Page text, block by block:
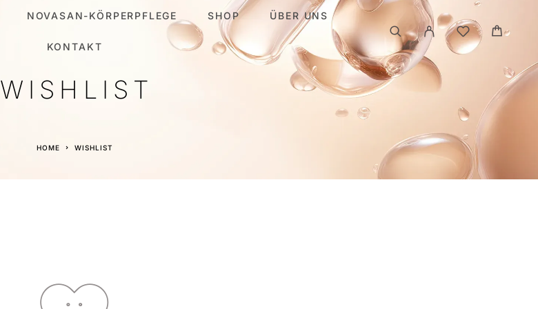
NOVASAN-KÖRPERPFLEGE SHOP ÜBER UNS
KONTAKT
WISHLIST
HOME WISHLIST